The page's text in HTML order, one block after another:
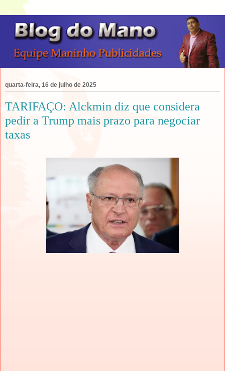
quarta-feira, 16 de julho de 2025
TARIFAÇO: Alckmin diz que considera
pedir a Trump mais prazo para negociar
taxas